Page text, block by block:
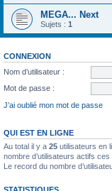
MEGA... Next
Sujets : 1
CONNEXION
Nom d’utilisateur :
Mot de passe :
J’ai oublié mon mot de passe
QUI EST EN LIGNE
Au total il y a 25 utilisateurs en
nombre d’utilisateurs actifs
Le record du nombre
STATISTIQUES